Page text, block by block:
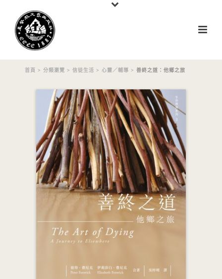
首頁 > 分類瀏覽 > 信徒生活 > 心靈／輔導 > 善終之道：他鄉之旅